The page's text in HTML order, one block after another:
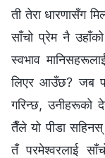
ती तेरा धारणासँग
साँचो प्रेम नै
स्वभाव
लिएर आउँछ? जब
गरिन्छ, उनीहरूको
तैँले यो पीडा
तँ परमेश्‍वरलाई